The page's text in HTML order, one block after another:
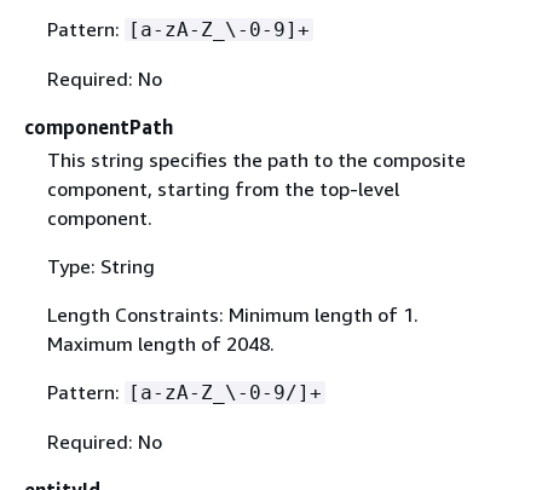
Pattern: [a-zA-Z_\-0-9]+
Required: No
componentPath
This string specifies the path to the composite
component, starting from the top-level
component.
Type: String
Length Constraints: Minimum length of 1.
Maximum length of 2048.
Pattern: [a-zA-Z_\-0-9/]+
Required: No